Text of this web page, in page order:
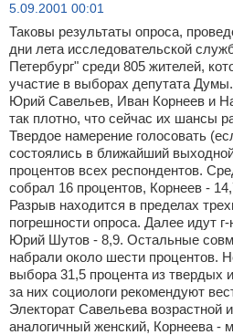
5.09.2001 00:01
Таковы результаты опроса,
дни лета исследовательской
Петербург" среди 805 жителей,
участие в выборах депутата
Юрий Савельев, Иван Корнеев и
так плотно, что сейчас их шансы
Твердое намерение голосовать
состоялись в ближайший
процентов всех респондентов.
собрал 16 процентов, Корнеев -
Разрыв находится в пределах
погрешности опроса. Далее идут
Юрий Шутов - 8,9. Остальные
набрали около шести процентов.
выбора 31,5 процента из твердых
за них социологи рекомендуют
Электорат Савельева возрастной
аналогичный женский, Корнеева -